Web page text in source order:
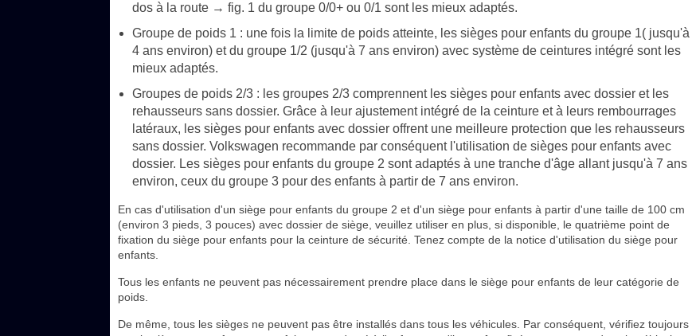
dos à la route → fig. 1 du groupe 0/0+ ou 0/1 sont les mieux adaptés.
Groupe de poids 1 : une fois la limite de poids atteinte, les sièges pour enfants du groupe 1( jusqu'à
4 ans environ) et du groupe 1/2 (jusqu'à 7 ans environ) avec système de ceintures intégré sont les
mieux adaptés.
Groupes de poids 2/3 : les groupes 2/3 comprennent les sièges pour enfants avec dossier et les
rehausseurs sans dossier. Grâce à leur ajustement intégré de la ceinture et à leurs rembourrages
latéraux, les sièges pour enfants avec dossier offrent une meilleure protection que les rehausseurs
sans dossier. Volkswagen recommande par conséquent l'utilisation de sièges pour enfants avec
dossier. Les sièges pour enfants du groupe 2 sont adaptés à une tranche d'âge allant jusqu'à 7 ans
environ, ceux du groupe 3 pour des enfants à partir de 7 ans environ.
En cas d'utilisation d'un siège pour enfants du groupe 2 et d'un siège pour enfants à partir d'une taille de 100 cm
(environ 3 pieds, 3 pouces) avec dossier de siège, veuillez utiliser en plus, si disponible, le quatrième point de
fixation du siège pour enfants pour la ceinture de sécurité. Tenez compte de la notice d'utilisation du siège pour
enfants.
Tous les enfants ne peuvent pas nécessairement prendre place dans le siège pour enfants de leur catégorie de
poids.
De même, tous les sièges ne peuvent pas être installés dans tous les véhicules. Par conséquent, vérifiez toujours